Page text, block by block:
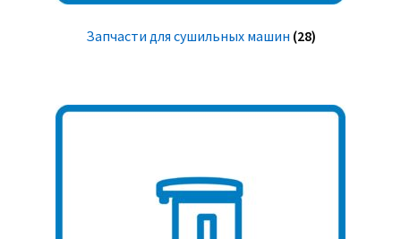
Запчасти для сушильных машин (28)